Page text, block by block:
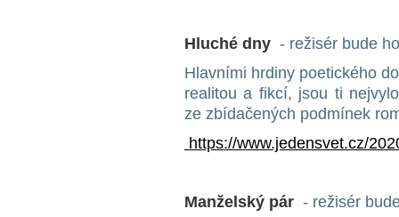
Hluché dny - režisér bude
Hlavními hrdiny poetického
realitou a fikcí, jsou ti
ze zbídačených podmínek
https://www.jedensvet.cz/
Manželský pár - režisér